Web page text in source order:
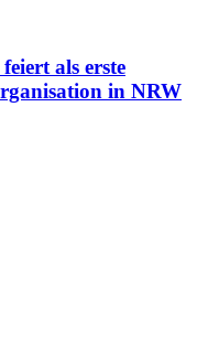
als erste
in NRW